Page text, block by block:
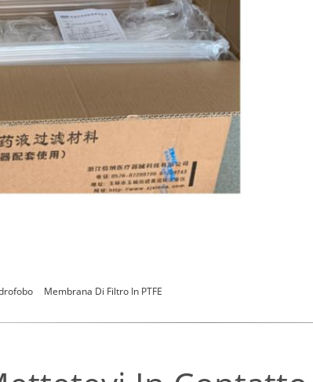
Membrana Di Filtro In PTFE